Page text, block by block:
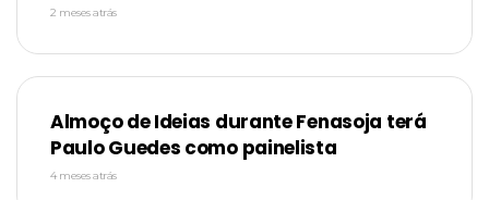
2 meses atrás
Almoço de Ideias durante Fenasoja terá
Paulo Guedes como painelista
4 meses atrás